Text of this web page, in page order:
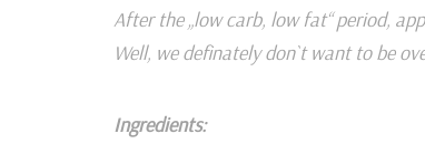
After the „low carb, low fat“ period,
Well, we definately don`t want to be
Ingredients: